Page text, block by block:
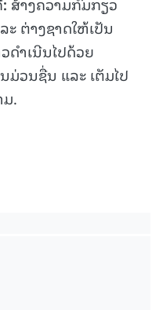
ຕ່າງຊາດໃຫ້ເປັນ
ຳເນີນໄປດ້ວຍ
ວນຊື່ນ ແລະ ເຕັມໄປ
.